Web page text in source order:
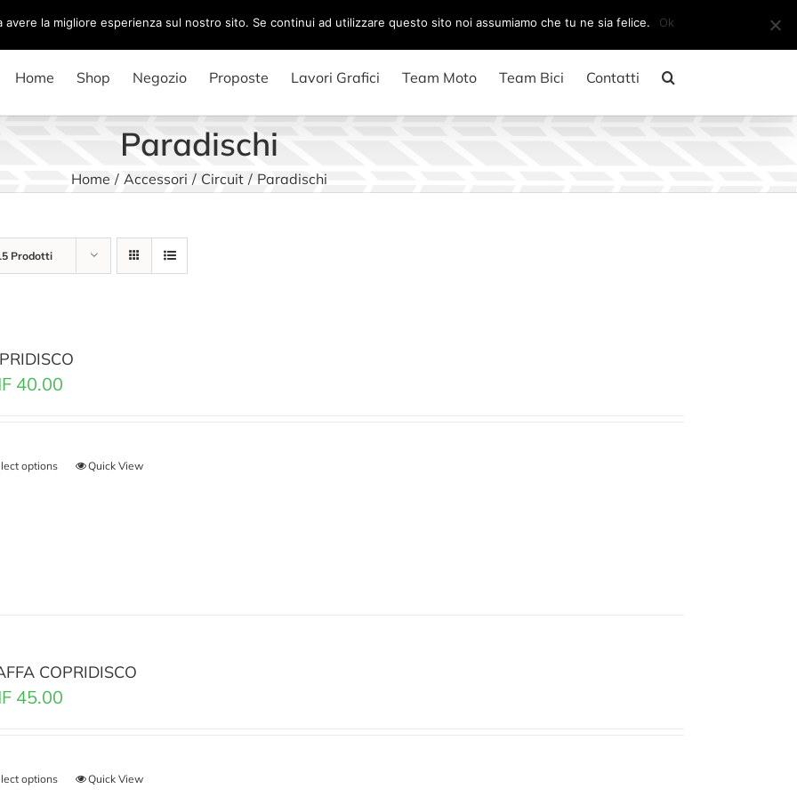
Il mio account CARRELLO
Home Shop Negozio Proposte Lavori Grafici Team Moto Team Bici Contatti
Paradischi
Home / Accessori / Circuit / Paradischi
Prodotti
40.00
options Quick View
COPRIDISCO
45.00
options Quick View
la migliore esperienza sul nostro sito. Se continui ad utilizzare questo sito noi assumiamo che tu ne sia felice. Ok